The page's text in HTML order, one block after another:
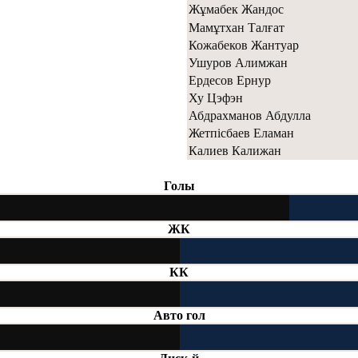
Жұмабек Жандос
Мамұтхан Талғат
Кожабеков Жантуар
Ушуров Алимжан
Ердесов Ернур
Ху Цэфэн
Абдрахманов Абдулла
Жетпісбаев Еламан
Калиев Калижан
Голы
ЖК
КК
Авто гол